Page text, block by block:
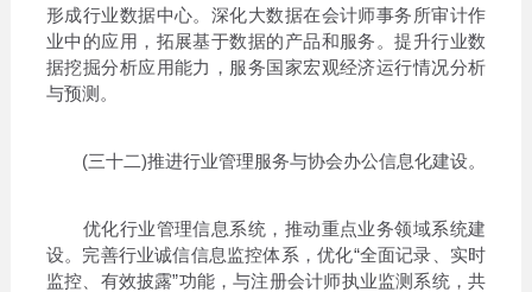
形成行业数据中心。深化大数据在会计师事务所审计作
业中的应用，拓展基于数据的产品和服务。提升行业数
据挖掘分析应用能力，服务国家宏观经济运行情况分析
与预测。
(三十二)推进行业管理服务与协会办公信息化建设。
优化行业管理信息系统，推动重点业务领域系统建
设。完善行业诚信信息监控体系，优化“全面记录、实时
监控、有效披露”功能，与注册会计师执业监测系统，共